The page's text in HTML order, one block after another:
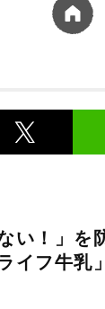
い！」を
イフ牛乳